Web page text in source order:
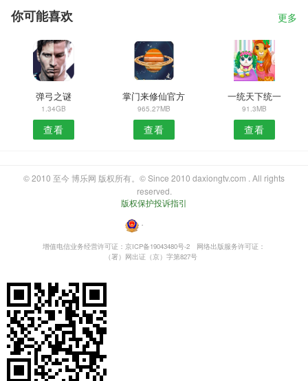
你可能喜欢 更多
弹弓之谜
1.34GB
查看
掌门来修仙官方
965.27MB
查看
一统天下统一
91.3MB
查看
© 2010 至今 博乐网 版权所有。© Since 2010 daxiongtv.com . All rights
reserved.
版权保护投诉指引
・
增值电信业务经营许可证：京ICP备19043480号-2
网络出版服务许可证：
（署）网出证（京）字第827号